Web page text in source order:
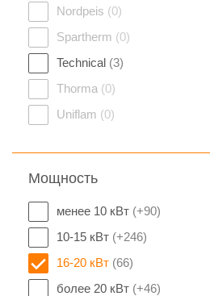
Nordpeis (0)
Spartherm (0)
Technical (3)
Thorma (0)
Uniflam (0)
Мощность
менее 10 кВт (+90)
10-15 кВт (+246)
16-20 кВт (66)
более 20 кВт (+46)